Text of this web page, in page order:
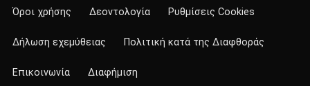
Όροι χρήσης Δεοντολογία Ρυθμίσεις Cookies
Δήλωση εχεμύθειας Πολιτική κατά της Διαφθοράς
Επικοινωνία Διαφήμιση